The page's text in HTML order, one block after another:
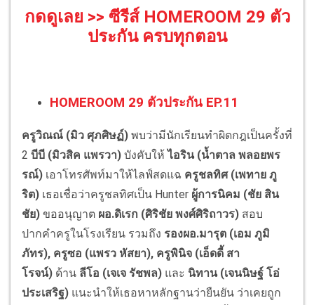
กดดูเลย >> ซีรีส์ HOMEROOM 29 ตัว
ประกัน ครบทุกตอน
HOMEROOM 29 ตัวประกัน EP.11
ครูวิณณ์ (มิว ศุภศิษฏ์) พบว่ามีนักเรียนทำผิดกฎเป็นครั้งที่
2 บีบี (มิวสิค แพรวา) บังคับให้ไอริน (น้ำตาล พลอยพร
รณ์) เอาโทรศัพท์มาให้ไลฟ์สดแฉ ครูชลทิศ (เพทาย ภู
ริต) เธอเชื่อว่าครูชลทิศเป็น Hunter ผู้การนิคม (ชัย สิน
ชัย) ขออนุญาต ผอ.ดิเรก (ศิริชัย พงศ์ศิริถาวร) สอบ
ปากคำครูในโรงเรียน รวมถึง รองผอ.มารุต (เอม ภูมิ
ภัทร), ครูซอ (แพรว หัสยา), ครูพินิจ (เอ็ดดี้ สา
โรจน์) ด้าน ลีโอ (เจเจ รัชพล) และ นิทาน (เจนนิษฐ์ โอ่
ประเสริฐ) แนะนำให้เธอหาหลักฐานว่ายืนยัน ว่าเคยถูก